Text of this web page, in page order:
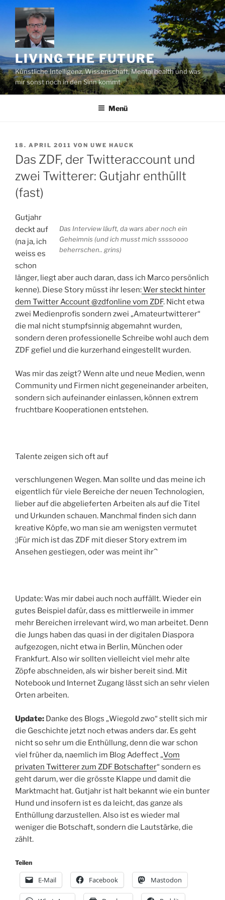
Zum
Inhalt
springen
LIVING THE FUTURE
Künstliche Intelligenz, Wissenschaft, Mental health und was
mir sonst noch in den Sinn kommt
Menü
VERÖFFENTLICHT
AM
18. APRIL 2011 VON UWE HAUCK
Das ZDF, der Twitteraccount und
zwei Twitterer: Gutjahr enthüllt
(fast)
Das Interview läuft, da wars aber noch ein
Geheimnis (und ich musst mich ssssoooo
beherrschen.. grins)
Gutjahr
deckt auf
(na ja, ich
weiss es
schon
länger, liegt aber auch daran, dass ich Marco persönlich
kenne). Diese Story müsst ihr lesen:Wer steckt hinter
dem Twitter Account @zdfonline vom ZDF. Nicht etwa
zwei Medienprofis sondern zwei „Amateurtwitterer“
die mal nicht stumpfsinnig abgemahnt wurden,
sondern deren professionelle Schreibe wohl auch dem
ZDF gefiel und die kurzerhand eingestellt wurden.
Was mir das zeigt? Wenn alte und neue Medien, wenn
Community und Firmen nicht gegeneinander arbeiten,
sondern sich aufeinander einlassen, können extrem
fruchtbare Kooperationen entstehen.
Talente zeigen sich oft auf
verschlungenen Wegen. Man sollte und das meine ich
eigentlich für viele Bereiche der neuen Technologien,
lieber auf die abgelieferten Arbeiten als auf die Titel
und Urkunden schauen. Manchmal finden sich dann
kreative Köpfe, wo man sie am wenigsten vermutet
;)Für mich ist das ZDF mit dieser Story extrem im
Ansehen gestiegen, oder was meint ihr?
Update: Was mir dabei auch noch auffällt. Wieder ein
gutes Beispiel dafür, dass es mittlerweile in immer
mehr Bereichen irrelevant wird, wo man arbeitet. Denn
die Jungs haben das quasi in der digitalen Diaspora
aufgezogen, nicht etwa in Berlin, München oder
Frankfurt. Also wir sollten vielleicht viel mehr alte
Zöpfe abschneiden, als wir bisher bereit sind. Mit
Notebook und Internet Zugang lässt sich an sehr vielen
Orten arbeiten.
Update: Danke des Blogs „Wiegold zwo“ stellt sich mir
die Geschichte jetzt noch etwas anders dar. Es geht
nicht so sehr um die Enthüllung, denn die war schon
viel früher da, naemlich im Blog Adeffect „Vom
privaten Twitterer zum ZDF Botschafter“ sondern es
geht darum, wer die grösste Klappe und damit die
Marktmacht hat. Gutjahr ist halt bekannt wie ein bunter
Hund und insofern ist es da leicht, das ganze als
Enthüllung darzustellen. Also ist es wieder mal
weniger die Botschaft, sondern die Lautstärke, die
zählt.
Teilen
E-Mail Facebook Mastodon